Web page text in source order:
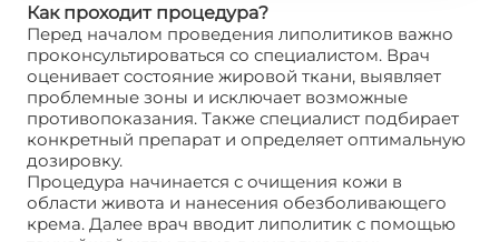
Как проходит процедура?
Перед началом проведения липолитиков важно
проконсультироваться со специалистом. Врач
оценивает состояние жировой ткани, выявляет
проблемные зоны и исключает возможные
противопоказания. Также специалист подбирает
конкретный препарат и определяет оптимальную
дозировку.
Процедура начинается с очищения кожи в
области живота и нанесения обезболивающего
крема. Далее врач вводит липолитик с помощью